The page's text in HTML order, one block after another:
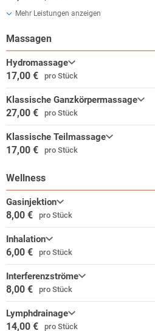
Mehr Leistungen anzeigen
Massagen
Hydromassage
17,00 € pro Stück
Klassische Ganzkörpermassage
27,00 € pro Stück
Klassische Teilmassage
17,00 € pro Stück
Wellness
Gasinjektion
8,00 € pro Stück
Inhalation
6,00 € pro Stück
Interferenzströme
8,00 € pro Stück
Lymphdrainage
14,00 € pro Stück